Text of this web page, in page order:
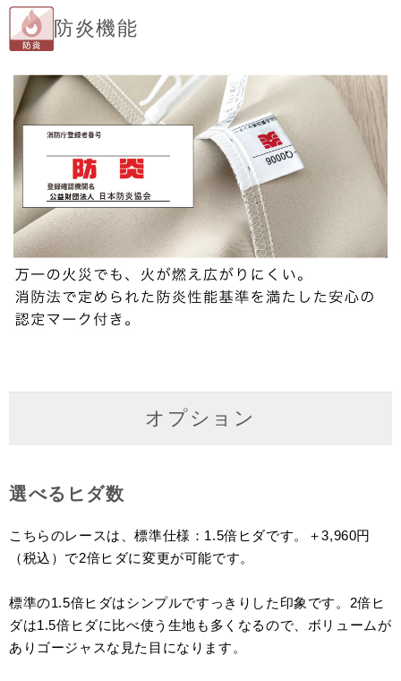
防炎機能
オプション
選べるヒダ数
こちらのレースは、標準仕様：1.5倍ヒダです。＋3,960円
（税込）で2倍ヒダに変更が可能です。
標準の1.5倍ヒダはシンプルですっきりした印象です。2倍ヒ
ダは1.5倍ヒダに比べ使う生地も多くなるので、ボリュームが
ありゴージャスな見た目になります。